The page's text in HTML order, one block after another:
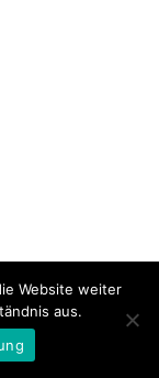
Website weiter
aus.